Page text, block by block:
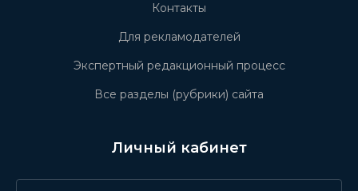
Контакты
Для рекламодателей
Экспертный редакционный процесс
Все разделы (рубрики) сайта
Личный кабинет